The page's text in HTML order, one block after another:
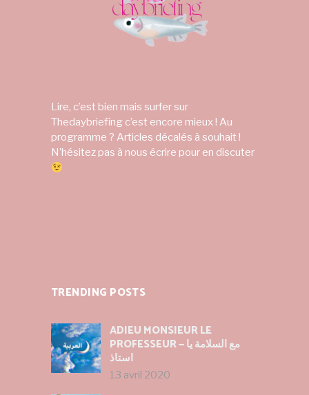
Lire, c’est bien mais surfer sur
Thedaybriefing c’est encore mieux ! Au
programme ? Articles décalés à souhait !
N’hésitez pas à nous écrire pour en discuter
TRENDING POSTS
ADIEU MONSIEUR LE
PROFESSEUR — مع السلامة يا
استاذ
13 avril 2020